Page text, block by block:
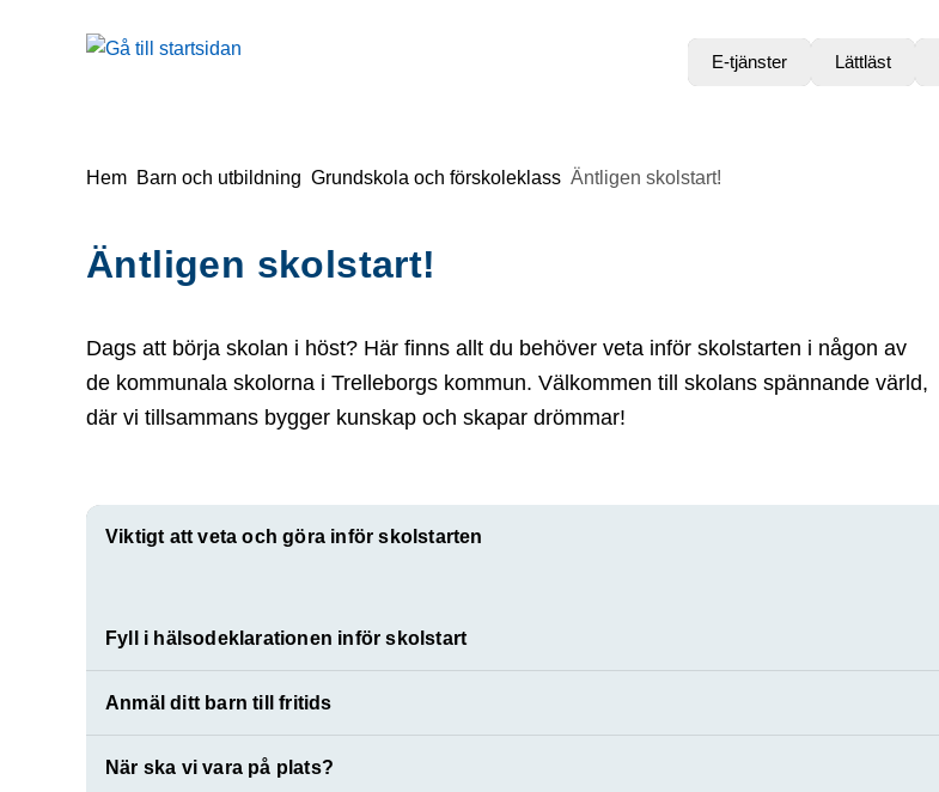
Gå till innehåll
till sidomeny
E-tjänster
Lättläst
Du är här:
Hem Barn och utbildning Grundskola och förskoleklass Äntligen skolstart!
Äntligen skolstart!
Dags att börja skolan i höst? Här finns allt du behöver veta inför skolstarten i någon av
de kommunala skolorna i Trelleborgs kommun. Välkommen till skolans spännande värld,
där vi tillsammans bygger kunskap och skapar drömmar!
Viktigt att veta och göra inför skolstarten
Fyll i hälsodeklarationen inför skolstart
Anmäl ditt barn till fritids
När ska vi vara på plats?